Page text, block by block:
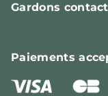
Gardons contact
Paiements